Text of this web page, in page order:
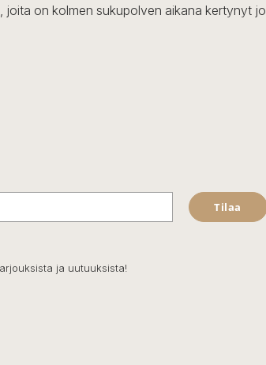
joita on kolmen sukupolven aikana kertynyt jo
Tilaa
ja uutuuksista!